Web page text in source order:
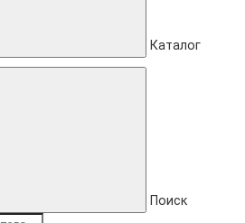
Каталог
Поиск